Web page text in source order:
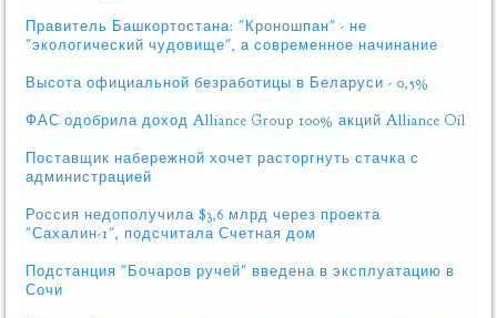
Правитель Башкортостана: "Кроношпан" - не
"экологический чудовище", а современное начинание
Высота официальной безработицы в Беларуси - 0,5%
ФАС одобрила доход Alliance Group 100% акций Alliance Oil
Поставщик набережной хочет расторгнуть стачка с
администрацией
Россия недополучила $3,6 млрд через проекта
"Сахалин-1", подсчитала Счетная дом
Подстанция "Бочаров ручей" введена в эксплуатацию в
Сочи